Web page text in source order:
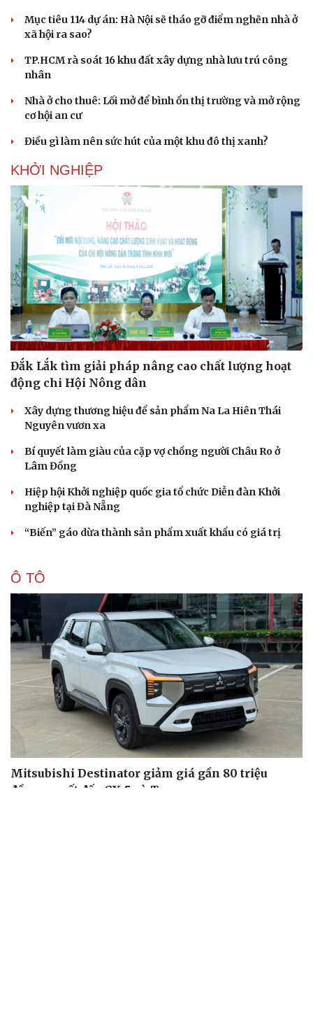
Mục tiêu 114 dự án: Hà Nội sẽ tháo gỡ điểm nghẽn nhà ở
xã hội ra sao?
TP.HCM rà soát 16 khu đất xây dựng nhà lưu trú công
nhân
Nhà ở cho thuê: Lối mở để bình ổn thị trường và mở rộng
cơ hội an cư
Điều gì làm nên sức hút của một khu đô thị xanh?
KHỞI NGHIỆP
Đắk Lắk tìm giải pháp nâng cao chất lượng hoạt
động chi Hội Nông dân
Xây dựng thương hiệu để sản phẩm Na La Hiên Thái
Nguyên vươn xa
Bí quyết làm giàu của cặp vợ chồng người Châu Ro ở
Lâm Đồng
Hiệp hội Khởi nghiệp quốc gia tổ chức Diễn đàn Khởi
nghiệp tại Đà Nẵng
“Biến” gáo dừa thành sản phẩm xuất khẩu có giá trị
Ô TÔ
Mitsubishi Destinator giảm giá gần 80 triệu
đồng, quyết đấu CX-5 và Tucson